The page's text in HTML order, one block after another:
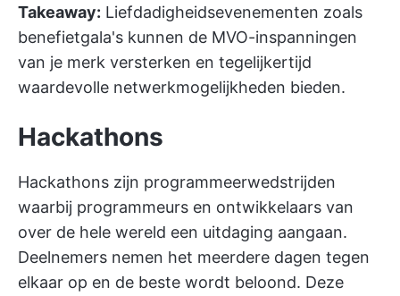
Takeaway: Liefdadigheidsevenementen zoals
benefietgala's kunnen de MVO-inspanningen
van je merk versterken en tegelijkertijd
waardevolle netwerkmogelijkheden bieden.
Hackathons
Hackathons zijn programmeerwedstrijden
waarbij programmeurs en ontwikkelaars van
over de hele wereld een uitdaging aangaan.
Deelnemers nemen het meerdere dagen tegen
elkaar op en de beste wordt beloond. Deze